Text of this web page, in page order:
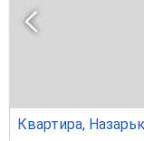
Квартира,